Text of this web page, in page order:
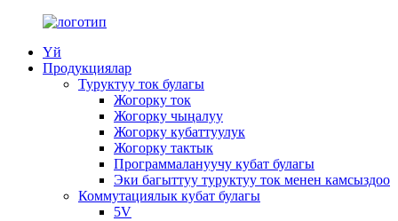
Үй
Продукциялар
Туруктуу ток булагы
Жогорку ток
Жогорку чыңалуу
Жогорку кубаттуулук
Жогорку тактык
Программалануучу кубат булагы
Эки багыттуу туруктуу ток менен камсыздоо
Коммутациялык кубат булагы
5V